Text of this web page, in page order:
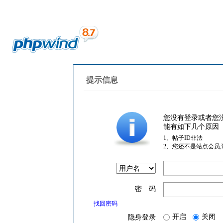
提示信息
您没有登录或者您
能有如下几个原因
1、帖子ID非法
2、您还不是站点会员
密 码
找回密码
隐身登录 开启 关闭